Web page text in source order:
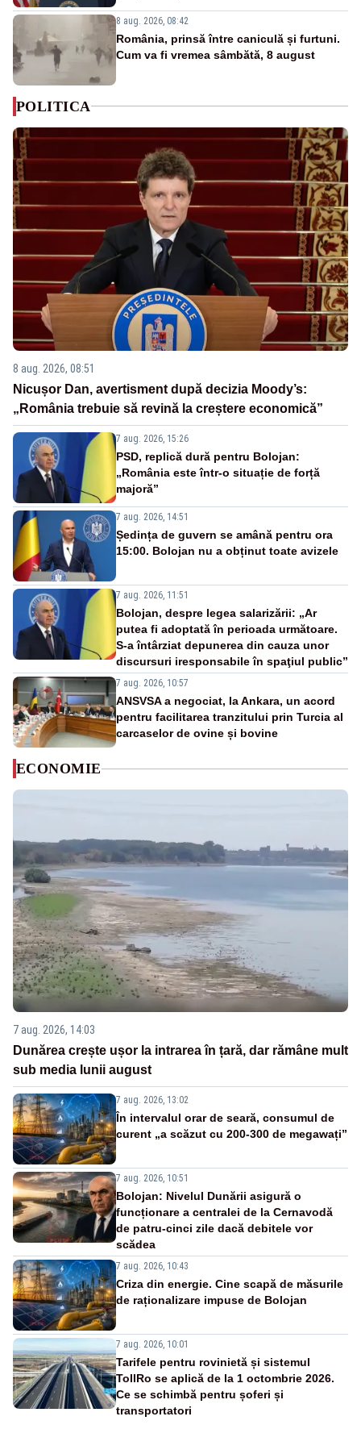
8 aug. 2026, 08:42
România, prinsă între caniculă și furtuni.
Cum va fi vremea sâmbătă, 8 august
POLITICA
8 aug. 2026, 08:51
Nicușor Dan, avertisment după decizia Moody’s:
„România trebuie să revină la creștere economică”
7 aug. 2026, 15:26
PSD, replică dură pentru Bolojan:
„România este într-o situație de forță
majoră”
7 aug. 2026, 14:51
Ședința de guvern se amână pentru ora
15:00. Bolojan nu a obținut toate avizele
7 aug. 2026, 11:51
Bolojan, despre legea salarizării: „Ar
putea fi adoptată în perioada următoare.
S-a întârziat depunerea din cauza unor
discursuri iresponsabile în spaţiul public”
7 aug. 2026, 10:57
ANSVSA a negociat, la Ankara, un acord
pentru facilitarea tranzitului prin Turcia al
carcaselor de ovine și bovine
ECONOMIE
7 aug. 2026, 14:03
Dunărea crește ușor la intrarea în țară, dar rămâne mult
sub media lunii august
7 aug. 2026, 13:02
În intervalul orar de seară, consumul de
curent „a scăzut cu 200-300 de megawați”
7 aug. 2026, 10:51
Bolojan: Nivelul Dunării asigură o
funcționare a centralei de la Cernavodă
de patru-cinci zile dacă debitele vor
scădea
7 aug. 2026, 10:43
Criza din energie. Cine scapă de măsurile
de raționalizare impuse de Bolojan
7 aug. 2026, 10:01
Tarifele pentru rovinietă și sistemul
TollRo se aplică de la 1 octombrie 2026.
Ce se schimbă pentru șoferi și
transportatori